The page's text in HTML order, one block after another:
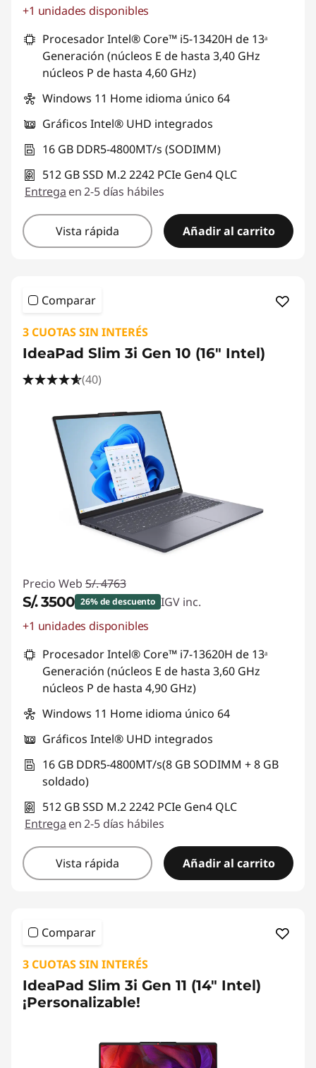
Ahorros instantáneos :
+1 unidades disponibles
Procesador Intel® Core™ i5-13420H de 13ᵃ
Generación (núcleos E de hasta 3,40 GHz
núcleos P de hasta 4,60 GHz)
Windows 11 Home idioma único 64
Gráficos Intel® UHD integrados
16 GB DDR5-4800MT/s (SODIMM)
512 GB SSD M.2 2242 PCIe Gen4 QLC
Entrega en 2-5 días hábiles
Vista rápida Añadir al carrito
Comparar
3 CUOTAS SIN INTERÉS
IdeaPad Slim 3i Gen 10 (16" Intel)
(40)
Precio Web S/. 4763
S/. 3500 26% de descuento IGV inc.
Ahorros instantáneos :
+1 unidades disponibles
Procesador Intel® Core™ i7-13620H de 13ᵃ
Generación (núcleos E de hasta 3,60 GHz
núcleos P de hasta 4,90 GHz)
Windows 11 Home idioma único 64
Gráficos Intel® UHD integrados
16 GB DDR5-4800MT/s(8 GB SODIMM + 8 GB
soldado)
512 GB SSD M.2 2242 PCIe Gen4 QLC
Entrega en 2-5 días hábiles
Vista rápida Añadir al carrito
Comparar
3 CUOTAS SIN INTERÉS
IdeaPad Slim 3i Gen 11 (14" Intel)
¡Personalizable!